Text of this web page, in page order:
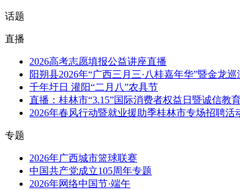
话题
直播
2026高考志愿填报公益讲座直播
阳朔县2026年“广西三月三·八桂嘉年华”暨金龙
千年圩日 灌阳“二月八”农具节
直播：桂林市“3.15”国际消费者权益日暨诚信教
2026年春风行动暨就业援助季桂林市专场招聘活
专题
2026年广西城市篮球联赛
中国共产党成立105周年专题
2026年网络中国节·端午